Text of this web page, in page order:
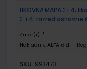
LIKOVNA MAPA 3 i 4;
3. i 4. razred osnovne
Autor(i): /
Nakladnik: ALFA d.d.
SKU: 993473